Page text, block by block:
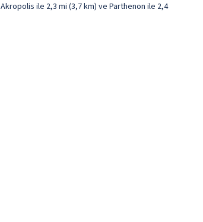
ile 2,3 mi (3,7 km) ve Parthenon ile 2,4